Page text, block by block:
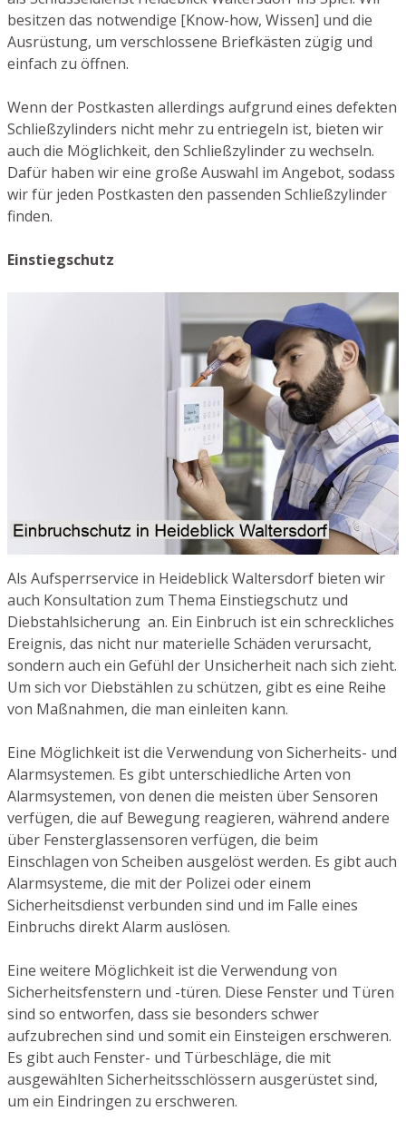
besitzen das notwendige [Know-how, Wissen] und die
Ausrüstung, um verschlossene Briefkästen zügig und
einfach zu öffnen.
Wenn der Postkasten allerdings aufgrund eines defekten
Schließzylinders nicht mehr zu entriegeln ist, bieten wir
auch die Möglichkeit, den Schließzylinder zu wechseln.
Dafür haben wir eine große Auswahl im Angebot, sodass
wir für jeden Postkasten den passenden Schließzylinder
finden.
Einstiegschutz
Als Aufsperrservice in Heideblick Waltersdorf bieten wir
auch Konsultation zum Thema Einstiegschutz und
Diebstahlsicherung an. Ein Einbruch ist ein schreckliches
Ereignis, das nicht nur materielle Schäden verursacht,
sondern auch ein Gefühl der Unsicherheit nach sich zieht.
Um sich vor Diebstählen zu schützen, gibt es eine Reihe
von Maßnahmen, die man einleiten kann.
Eine Möglichkeit ist die Verwendung von Sicherheits- und
Alarmsystemen. Es gibt unterschiedliche Arten von
Alarmsystemen, von denen die meisten über Sensoren
verfügen, die auf Bewegung reagieren, während andere
über Fensterglassensoren verfügen, die beim
Einschlagen von Scheiben ausgelöst werden. Es gibt auch
Alarmsysteme, die mit der Polizei oder einem
Sicherheitsdienst verbunden sind und im Falle eines
Einbruchs direkt Alarm auslösen.
Eine weitere Möglichkeit ist die Verwendung von
Sicherheitsfenstern und -türen. Diese Fenster und Türen
sind so entworfen, dass sie besonders schwer
aufzubrechen sind und somit ein Einsteigen erschweren.
Es gibt auch Fenster- und Türbeschläge, die mit
ausgewählten Sicherheitsschlössern ausgerüstet sind,
um ein Eindringen zu erschweren.